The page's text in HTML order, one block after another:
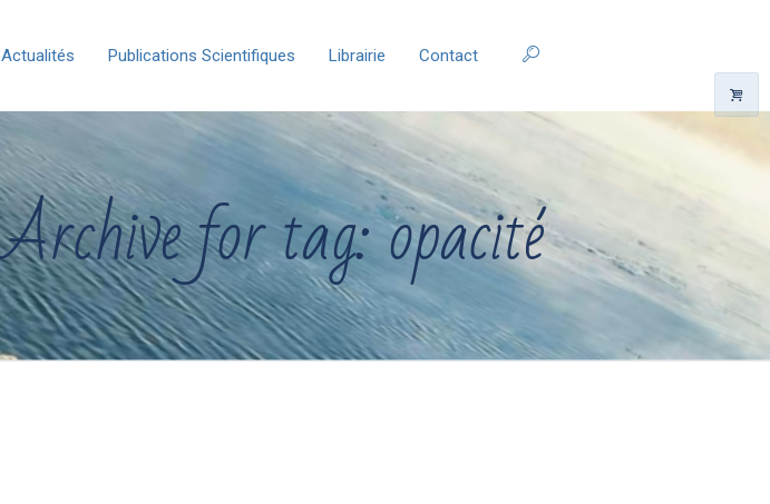
Actualités Publications Scientifiques Librairie Contact
Archive for tag: opacité